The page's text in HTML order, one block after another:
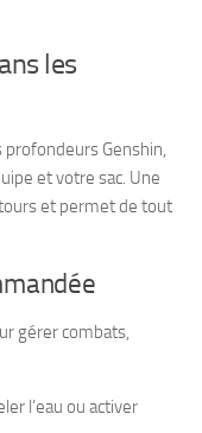
les
profondeurs Genshin,
et votre sac. Une
et permet de tout
gérer combats,
l’eau ou activer